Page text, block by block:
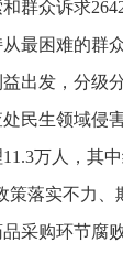
群众诉求
最困难的群
出发，分级
民生领域侵
万人，其
策落实不力
采购环节腐